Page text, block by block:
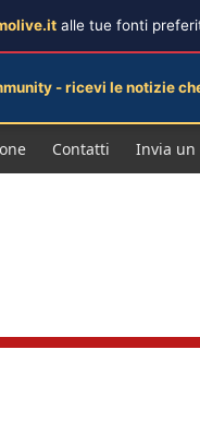
Contatti Invia un
alle tue fonti
- ricevi le notizie